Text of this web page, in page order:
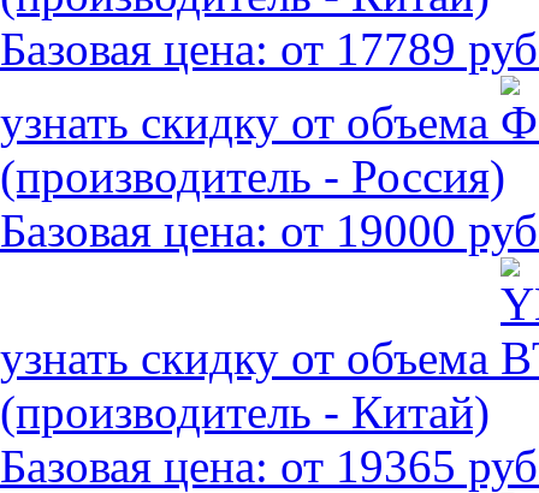
Базовая цена: от 17789
узнать скидку от объема
(производитель - Россия)
Базовая цена: от 19000
узнать скидку от объема
(производитель - Китай)
Базовая цена: от 19365